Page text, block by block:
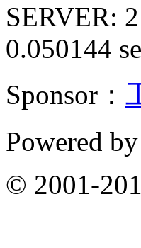
SERVER:
0.050144
Sponsor：
Powered by
© 2001-